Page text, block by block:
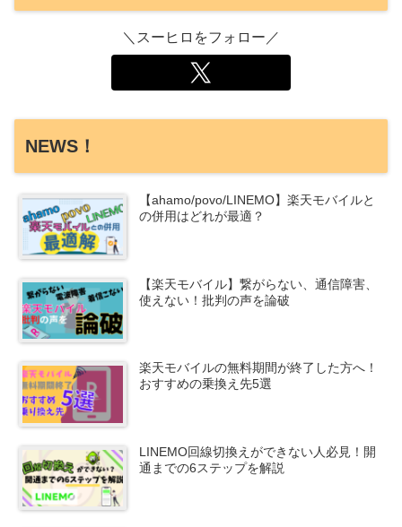
＼スーヒロをフォロー／
NEWS！
【ahamo/povo/LINEMO】楽天モバイルと
の併用はどれが最適？
【楽天モバイル】繋がらない、通信障害、
使えない！批判の声を論破
楽天モバイルの無料期間が終了した方へ！
おすすめの乗換え先5選
LINEMO回線切換えができない人必見！開
通までの6ステップを解説